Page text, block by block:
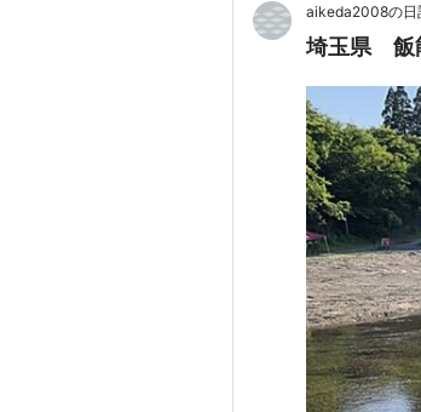
aikeda2008の日
埼玉県 飯